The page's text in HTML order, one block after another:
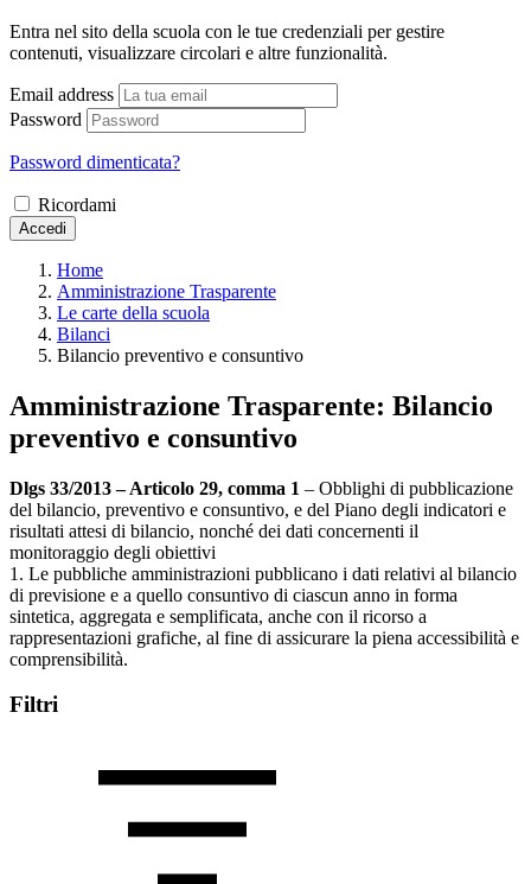
Entra nel sito della scuola con le tue credenziali per gestire
contenuti, visualizzare circolari e altre funzionalità.
Email address
Password
Password dimenticata?
Ricordami
Accedi
Home
Amministrazione Trasparente
Le carte della scuola
Bilanci
Bilancio preventivo e consuntivo
Amministrazione Trasparente: Bilancio
preventivo e consuntivo
Dlgs 33/2013 – Articolo 29, comma 1 – Obblighi di pubblicazione
del bilancio, preventivo e consuntivo, e del Piano degli indicatori e
risultati attesi di bilancio, nonché dei dati concernenti il
monitoraggio degli obiettivi
1. Le pubbliche amministrazioni pubblicano i dati relativi al bilancio
di previsione e a quello consuntivo di ciascun anno in forma
sintetica, aggregata e semplificata, anche con il ricorso a
rappresentazioni grafiche, al fine di assicurare la piena accessibilità e
comprensibilità.
Filtri